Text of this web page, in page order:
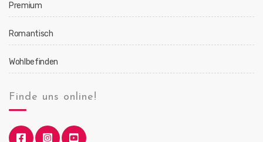
Premium
Romantisch
Wohlbefinden
Finde uns online!